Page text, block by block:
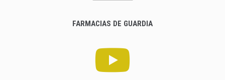
FARMACIAS DE GUARDIA